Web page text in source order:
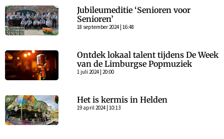
Jubileumeditie ‘Senioren voor
Senioren’
18 september 2024 | 16:48
Ontdek lokaal talent tijdens De Week
van de Limburgse Popmuziek
1 juli 2024 | 20:00
Het is kermis in Helden
19 april 2024 | 10:13